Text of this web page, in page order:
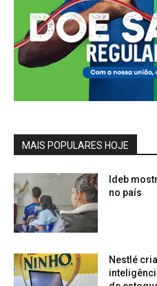
MAIS POPULARES HOJE
Ideb
no país
Nestlé